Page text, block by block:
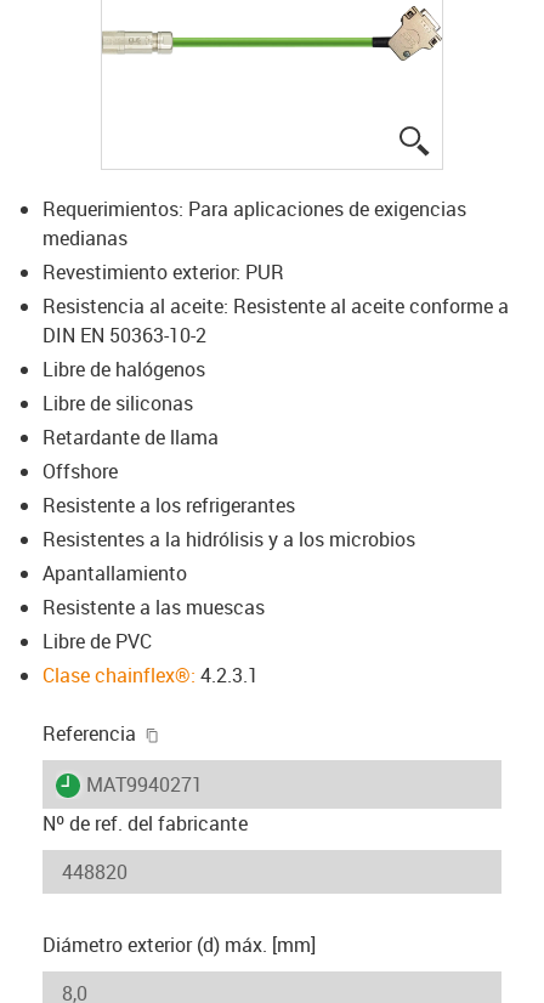
Requerimientos: Para aplicaciones de exigencias
medianas
Revestimiento exterior: PUR
Resistencia al aceite: Resistente al aceite conforme a
DIN EN 50363-10-2
Libre de halógenos
Libre de siliconas
Retardante de llama
Offshore
Resistente a los refrigerantes
Resistentes a la hidrólisis y a los microbios
Apantallamiento
Resistente a las muescas
Libre de PVC
Clase chainflex®: 4.2.3.1
Referencia
igus-icon-lieferzeit
MAT9940271
Nº de ref. del fabricante
Diámetro exterior (d) máx. [mm]